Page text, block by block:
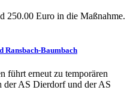
250.00 Euro in die Maßnahme.
Ransbach-Baumbach
führt erneut zu temporären
der AS Dierdorf und der AS